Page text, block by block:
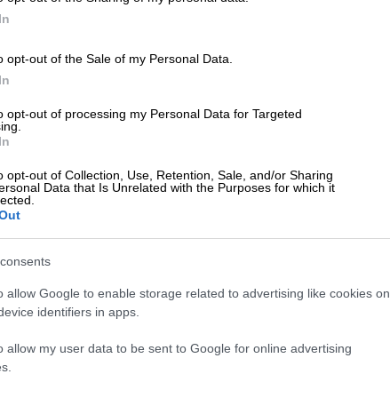
opt-out of the Sale of my Personal Data.
opt-out of processing my Personal Data for Targeted
opt-out of Collection, Use, Retention, Sale, and/or Sharing
Data that Is Unrelated with the Purposes for which it
allow Google to enable storage related to advertising like cookies on
identifiers in apps.
allow my user data to be sent to Google for online advertising
Ελλάδα|05.01.2024 19:05
Της έκλεψαν 290.000 ευρώ από το
Ο δράστης πέρασε το κατώφλι του
ανακριτή, αφού πρώτα είχε εκδοθεί
Lifestyle|08.12.2022 10:40
αδερφός μου με σήκωσε από τον